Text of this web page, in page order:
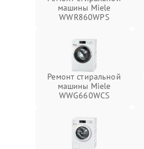
машины Miele
WWR860WPS
Ремонт стиральной
машины Miele
WWG660WCS